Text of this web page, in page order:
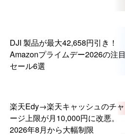
DJI 製品が最大42,658円引き！
Amazonプライムデー2026の注目
セール6選
楽天Edy→楽天キャッシュのチャ
ージ上限が月10,000円に改悪。
2026年8月から大幅制限